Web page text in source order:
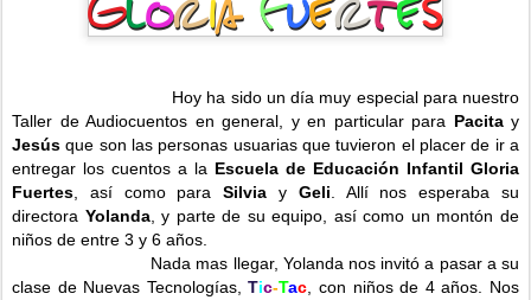
Hoy ha sido un día muy especial para nuestro
Taller de Audiocuentos en general, y en particular para Pacita y
Jesús que son las personas usuarias que tuvieron el placer de ir a
entregar los cuentos a la Escuela de Educación Infantil Gloria
Fuertes , así como paraSilvia y Geli . Allí nos esperaba su
directora Yolanda, y parte de su equipo, así como un montón de
niños de entre 3 y 6 años.
Nada mas llegar, Yolanda nos invitó a pasar a su
clase de Nuevas Tecnologías,Tic-Tac , con niños de 4 años. Nos